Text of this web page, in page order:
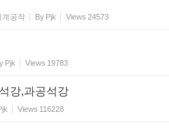
계공작 By Pjk Views 24573
Pjk Views 19783
강,과공석강
Views 116228